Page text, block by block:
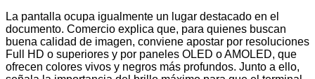
La pantalla ocupa igualmente un lugar destacado en el
documento. Comercio explica que, para quienes buscan
buena calidad de imagen, conviene apostar por resoluciones
Full HD o superiores y por paneles OLED o AMOLED, que
ofrecen colores vivos y negros más profundos. Junto a ello,